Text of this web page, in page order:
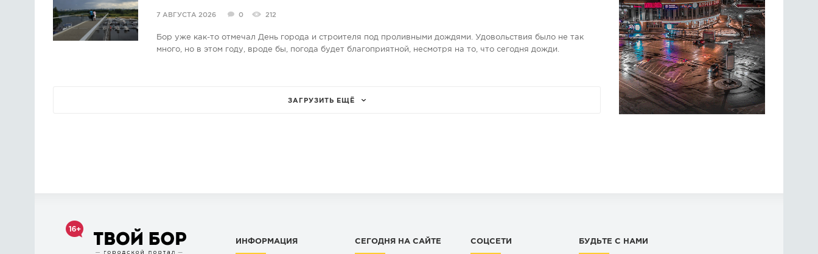
7 АВГУСТА 2026 0 212
Бор уже как-то отмечал День города и строителя под проливными дождями. Удовольствия было не так
много, но в этом году, вроде бы, погода будет благоприятной, несмотря на то, что сегодня дожди.
ЗАГРУЗИТЬ ЕЩЁ
ИНФОРМАЦИЯ СЕГОДНЯ НА САЙТЕ СОЦСЕТИ БУДЬТЕ С НАМИ